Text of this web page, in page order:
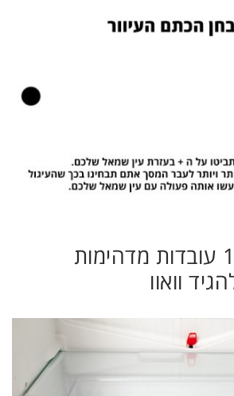
גוף האדם, 10 עובדות מדהימות
וואוו